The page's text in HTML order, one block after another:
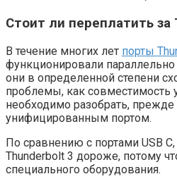
Стоит ли переплатить за
В течение многих лет порты
функционировали параллельно
они в определенной степени
проблемы, как совместимость
необходимо разобрать,
унифицированным портом.
По сравнению с портами USB
Thunderbolt 3 дороже, потому
специального оборудования.